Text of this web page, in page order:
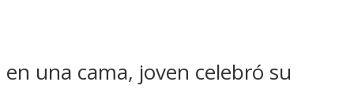
una cama, joven celebró su